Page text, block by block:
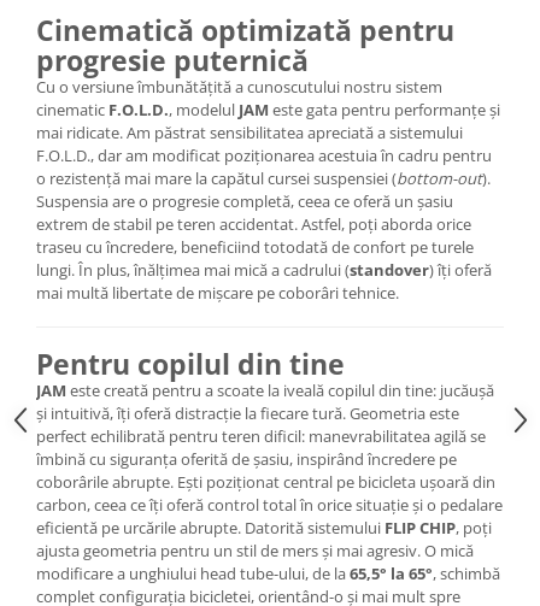
Manete frână
Manete combo
Piese manete
Manete schimbător
Manșoane și ghidolină
Ghidolină
Accesorii
Manșoane
Pedale
Pinioane
Roți
Roți spate
Set roți
Accesorii roți
Roți față
Schimbătoare
Schimbătoare față
Cinematică optimizată pentru
progresie puternică
Cu o versiune îmbunătățită a cunoscutului nostru sistem
cinematic F.O.L.D., modelul JAM este gata pentru performanțe și
mai ridicate. Am păstrat sensibilitatea apreciată a sistemului
F.O.L.D., dar am modificat poziționarea acestuia în cadru pentru
o rezistență mai mare la capătul cursei suspensiei (bottom-out).
Suspensia are o progresie completă, ceea ce oferă un șasiu
extrem de stabil pe teren accidentat. Astfel, poți aborda orice
traseu cu încredere, beneficiind totodată de confort pe turele
lungi. În plus, înălțimea mai mică a cadrului (standover) îți oferă
mai multă libertate de mișcare pe coborâri tehnice.
Pentru copilul din tine
JAM este creată pentru a scoate la iveală copilul din tine: jucăușă
și intuitivă, îți oferă distracție la fiecare tură. Geometria este
perfect echilibrată pentru teren dificil: manevrabilitatea agilă se
îmbină cu siguranța oferită de șasiu, inspirând încredere pe
coborârile abrupte. Ești poziționat central pe bicicleta ușoară din
carbon, ceea ce îți oferă control total în orice situație și o pedalare
eficientă pe urcările abrupte. Datorită sistemului FLIP CHIP, poți
ajusta geometria pentru un stil de mers și mai agresiv. O mică
modificare a unghiului head tube-ului, de la65,5° la 65°, schimbă
complet configurația bicicletei, orientând-o și mai mult spre